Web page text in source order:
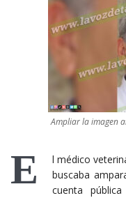
Ampliar la imagen
E
l médico
buscaba
cuenta